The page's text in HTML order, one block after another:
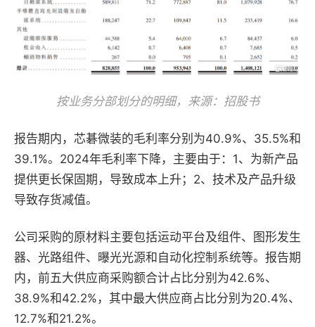
按业务分部划分的明细，来源：招股书
报告期内，芯碁微装的毛利率分别为40.9%、35.5%和
39.1%。2024年毛利率下降，主要由于：1、为新产品
提供更长保固期，导致成本上升；2、技术及产品升级
导致存货减值。
公司采购的原材料主要包括运动平台及组件、图形发生
器、光路组件、曝光光源和自动化控制系统等。报告期
内，前五大供应商采购额合计占比分别为42.6%、
38.9%和42.2%，其中最大供应商占比分别为20.4%、
12.7%和21.2%。